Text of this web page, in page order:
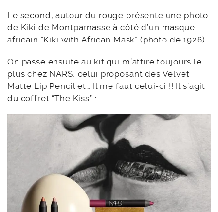
Le second, autour du rouge présente une photo
de Kiki de Montparnasse à côté d’un masque
africain “Kiki with African Mask” (photo de 1926).
On passe ensuite au kit qui m’attire toujours le
plus chez NARS, celui proposant des Velvet
Matte Lip Pencil et… Il me faut celui-ci !! Il s’agit
du coffret “The Kiss” :